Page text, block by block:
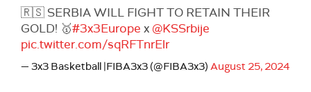
🇷🇸 SERBIA WILL FIGHT TO RETAIN THEIR
GOLD! 🥇#3x3Europe x @KSSrbije
pic.twitter.com/sqRFTnrElr
— 3x3 Basketball |FIBA3x3 (@FIBA3x3) August 25, 2024